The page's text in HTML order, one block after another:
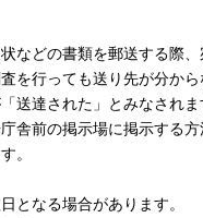
などの書類を郵送する際
を行っても送り先が分か
送達された」とみなされま
舎前の掲示場に掲示する
ます。
となる場合があります。